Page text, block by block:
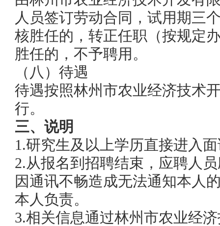
人员签订劳动合同，试用期三
核胜任的， 转正任职 （按规定
胜任的， 不予聘用 。
（八） 待遇
待遇按照林州市农业经济技术
行。
三、 说明
1.研究生及以上学历直接进入
2.从报名到招聘结束，应聘人
因通讯不畅造成无法通知本人
本人负责。
3.相关信息通过林州市农业经